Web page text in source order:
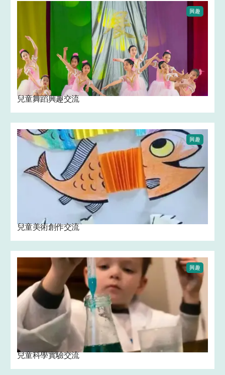
興趣
兒童舞蹈興趣交流
興趣
兒童美術創作交流
興趣
兒童科學實驗交流 ‍